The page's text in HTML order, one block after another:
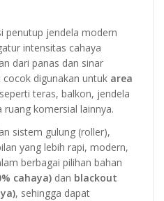
penutup jendela modern
intensitas cahaya
dari panas dan sinar
digunakan untuk area
seperti teras, balkon, jendela
komersial lainnya.
sistem gulung (roller),
yang lebih rapi, modern,
berbagai pilihan bahan
cahaya) dan blackout
, sehingga dapat